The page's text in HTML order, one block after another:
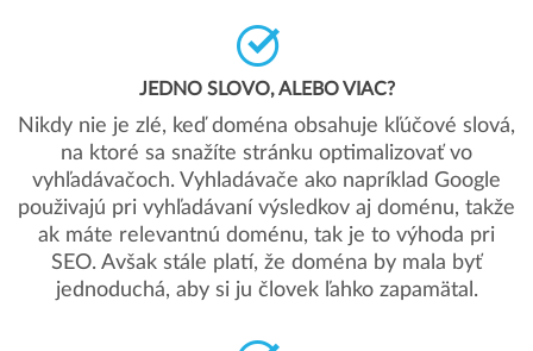
JEDNO SLOVO, ALEBO VIAC?
Nikdy nie je zlé, keď doména obsahuje kľúčové slová,
na ktoré sa snažíte stránku optimalizovať vo
vyhľadávačoch. Vyhladávače ako napríklad Google
použivajú pri vyhľadávaní výsledkov aj doménu, takže
ak máte relevantnú doménu, tak je to výhoda pri
SEO. Avšak stále platí, že doména by mala byť
jednoduchá, aby si ju človek ľahko zapamätal.